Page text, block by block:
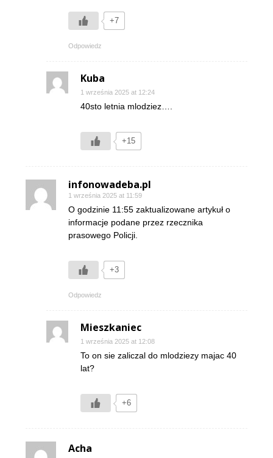
+7
Odpowiedz
Kuba
1 września 2025 at 12:24
40sto letnia mlodziez….
+15
infonowadeba.pl
1 września 2025 at 11:59
O godzinie 11:55 zaktualizowane artykuł o
informacje podane przez rzecznika
prasowego Policji.
+3
Odpowiedz
Mieszkaniec
1 września 2025 at 12:08
To on sie zaliczal do mlodziezy majac 40
lat?
+6
Acha